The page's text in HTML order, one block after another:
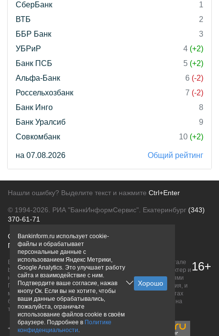
СберБанк
1
ВТБ
2
ББР Банк
3
УБРиР
4 (+2)
Банк ПСБ
5 (+2)
Альфа-Банк
6 (-2)
Россельхозбанк
7 (-2)
Банк Инго
8
Банк Уралсиб
9
Совкомбанк
10 (+2)
на 07.08.2026 Общий рейтинг
Нашли ошибку? Выделите текст и нажмите Ctrl+Enter
© 1994-2026. РИА "БанкИнформСервис". Екатеринбург (343)
370-61-71
О проектеПолитика конфиденциальности
Правовая информацияДля рекламодателей
Вся информация о продуктах банков, размещенная на портале
bankinform.ru, носит исключительно ознакомительный характер и
не является публичной офертой, определяемой положениями
ГК РФ. Информация не содержит точного и полного описания, и
может быть изменена. Конечные условия уточняйте на сайтах
банков или при личном обращении. Исключительное право на
товарные знаки принадлежит их правообладателям.
16+
Bankinform.ru использует cookie-
файлы и обрабатывает
персональные данные с
использованием Яндекс Метрики,
Google Analytics. Это улучшает работу
сайта и взаимодействие с ним.
Подтвердите ваше согласие, нажав
кнопу Ок. Если вы не хотите, чтобы
ваши данные обрабатывались,
пожалуйста, ограничьте
использование файлов cookie в своём
браузере. Подробнее в Политике
конфиденциальности.